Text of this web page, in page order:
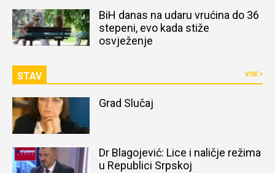
BiH danas na udaru vrućina do 36
stepeni, evo kada stiže
osvježenje
STAV VIŠE
Grad Slučaj
Dr Blagojević: Lice i naličje režima
u Republici Srpskoj